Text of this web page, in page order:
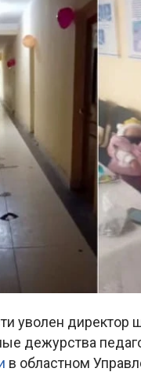
уволен директор
дежурства
в областном